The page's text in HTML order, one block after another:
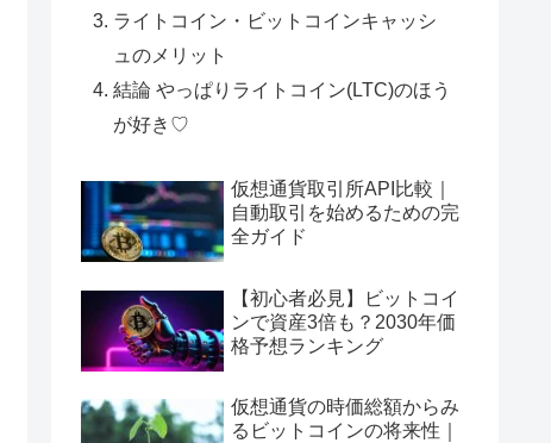
ライトコイン・ビットコインキャッシ
ュのメリット
結論 やっぱりライトコイン(LTC)のほう
が好き♡
仮想通貨取引所API比較｜
自動取引を始めるための完
全ガイド
【初心者必見】ビットコイ
ンで資産3倍も？2030年価
格予想ランキング
仮想通貨の時価総額からみ
るビットコインの将来性｜